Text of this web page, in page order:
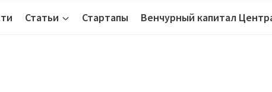
Статьи Стартапы Венчурный капитал